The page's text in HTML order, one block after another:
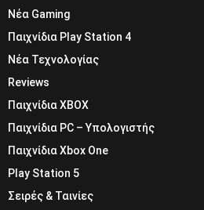
Νέα Gaming
Παιχνίδια Play Station 4
Νέα Τεχνολογίας
Reviews
Παιχνίδια XBOX
Παιχνίδια PC – Υπολογιστής
Παιχνίδια Xbox One
Play Station 5
Σειρές & Ταινίες